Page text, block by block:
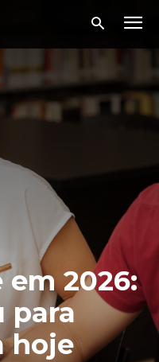
em 2026:
para
hoje